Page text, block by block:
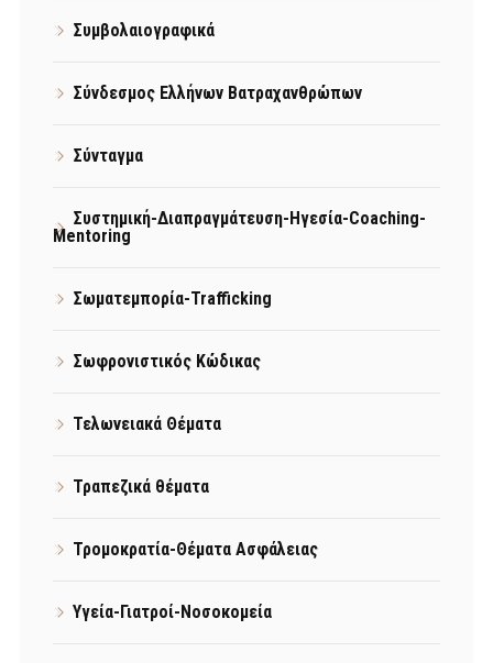
Συμβολαιογραφικά
Σύνδεσμος Ελλήνων Βατραχανθρώπων
Σύνταγμα
Συστημική-Διαπραγμάτευση-Ηγεσία-Coaching-
Mentoring
Σωματεμπορία-Trafficking
Σωφρονιστικός Κώδικας
Τελωνειακά Θέματα
Τραπεζικά θέματα
Τρομοκρατία-Θέματα Ασφάλειας
Υγεία-Γιατροί-Νοσοκομεία